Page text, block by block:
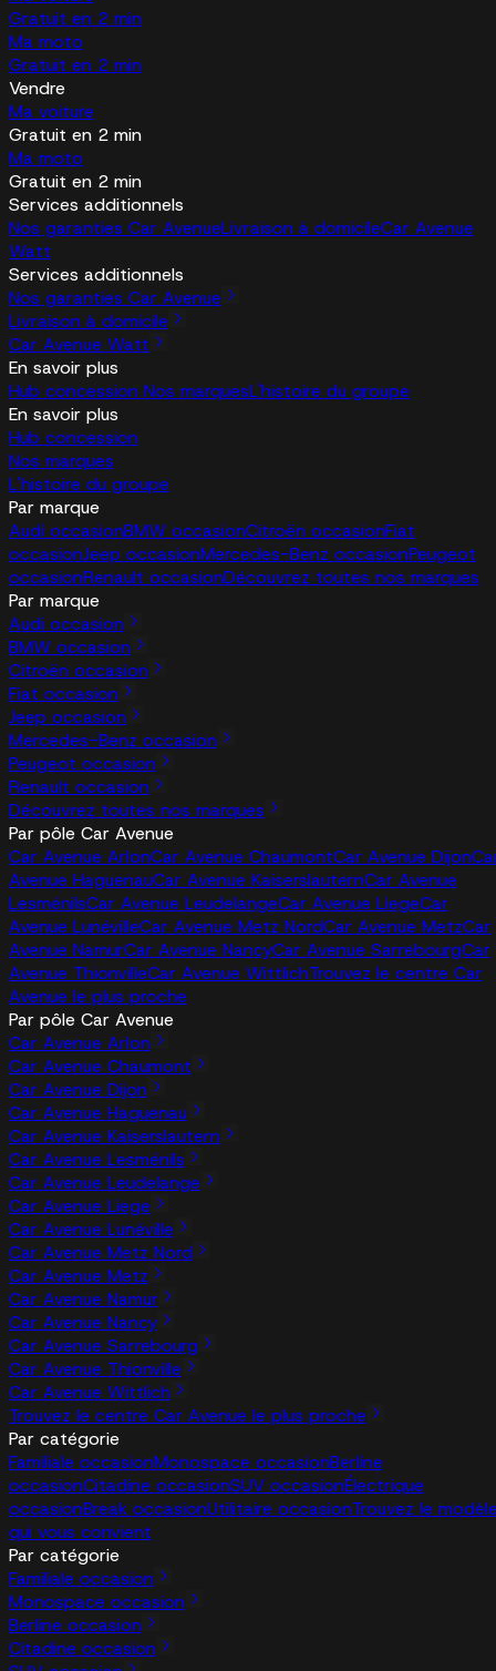
Gratuit en 2 min
Ma moto
Gratuit en 2 min
Vendre
Ma voiture
Gratuit en 2 min
Ma moto
Gratuit en 2 min
Services additionnels
Nos garanties Car AvenueLivraison à domicileCar Avenue
Watt
Services additionnels
Nos garanties Car Avenue
Livraison à domicile
Car Avenue Watt
En savoir plus
Hub concession Nos marquesL'histoire du groupe
En savoir plus
Hub concession
Nos marques
L'histoire du groupe
Par marque
Audi occasionBMW occasionCitroën occasionFiat
occasionJeep occasionMercedes-Benz occasionPeugeot
occasionRenault occasionDécouvrez toutes nos marques
Par marque
Audi occasion
BMW occasion
Citroën occasion
Fiat occasion
Jeep occasion
Mercedes-Benz occasion
Peugeot occasion
Renault occasion
Découvrez toutes nos marques
Par pôle Car Avenue
Car Avenue ArlonCar Avenue ChaumontCar Avenue Dijon
Avenue HaguenauCar Avenue KaiserslauternCar Avenue
LesménilsCar Avenue LeudelangeCar Avenue LiegeCar
Avenue LunévilleCar Avenue Metz NordCar Avenue MetzCar
Avenue NamurCar Avenue NancyCar Avenue SarrebourgCar
Avenue ThionvilleCar Avenue WittlichTrouvez le centre Car
Avenue le plus proche
Par pôle Car Avenue
Car Avenue Arlon
Car Avenue Chaumont
Car Avenue Dijon
Car Avenue Haguenau
Car Avenue Kaiserslautern
Car Avenue Lesménils
Car Avenue Leudelange
Car Avenue Liege
Car Avenue Lunéville
Car Avenue Metz Nord
Car Avenue Metz
Car Avenue Namur
Car Avenue Nancy
Car Avenue Sarrebourg
Car Avenue Thionville
Car Avenue Wittlich
Trouvez le centre Car Avenue le plus proche
Par catégorie
Familiale occasionMonospace occasionBerline
occasionCitadine occasionSUV occasionÉlectrique
occasionBreak occasionUtilitaire occasionTrouvez le
qui vous convient
Par catégorie
Familiale occasion
Monospace occasion
Berline occasion
Citadine occasion